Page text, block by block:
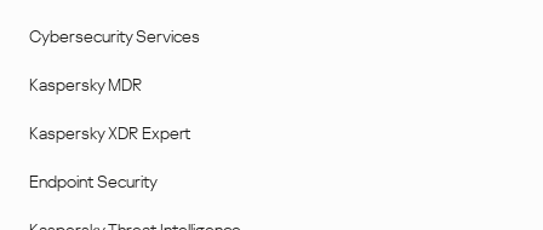
Cybersecurity Services
Kaspersky MDR
Kaspersky XDR Expert
Endpoint Security